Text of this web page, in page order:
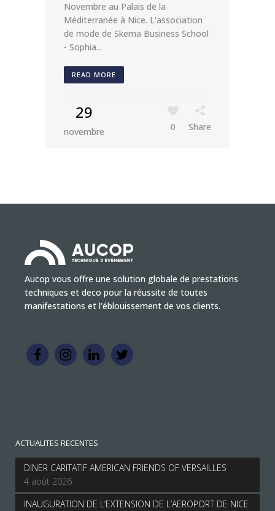
Novembre au Palais de la
Méditerranée à Nice. L'association
de mode de Skema Business School
- Sophia...
READ MORE
29
novembre 0 Share
Aucop vous offre une solution globale de prestations
techniques et deco pour la réussite de toutes
manifestations et l'éblouissement de vos clients.
ACTUALITES RECENTES
DINER CARITATIF AMERICAN FRIENDS OF VERSAILLES
4 août 2026
INAUGURATION DE L’EXTENSION DE L’AEROPORT DE NICE